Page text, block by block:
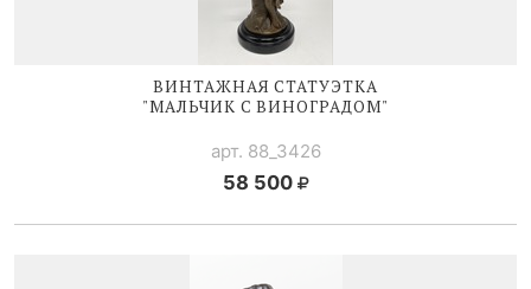
ВИНТАЖНАЯ СТАТУЭТКА
"МАЛЬЧИК С ВИНОГРАДОМ"
арт. 88_3426
58 500